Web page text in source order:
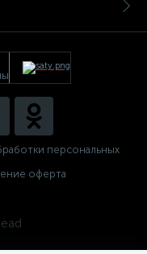
персональных
оферта